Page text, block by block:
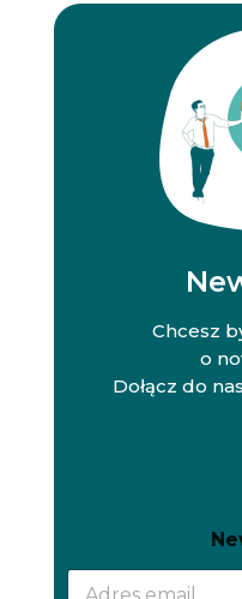
Chcesz
o
Dołącz do